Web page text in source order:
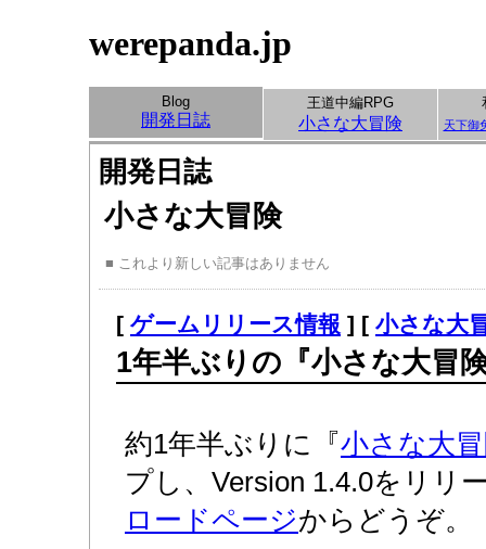
werepanda.jp
Blog
開発日誌
王道中編RPG
小さな大冒険 天下御
開発日誌
小さな大冒険
■ これより新しい記事はありません
[ ゲームリリース情報 ] [ 小さな大
1年半ぶりの『小さな大冒
約1年半ぶりに『小さな大
プし、Version 1.4.0をリリ
ロードページからどうぞ。